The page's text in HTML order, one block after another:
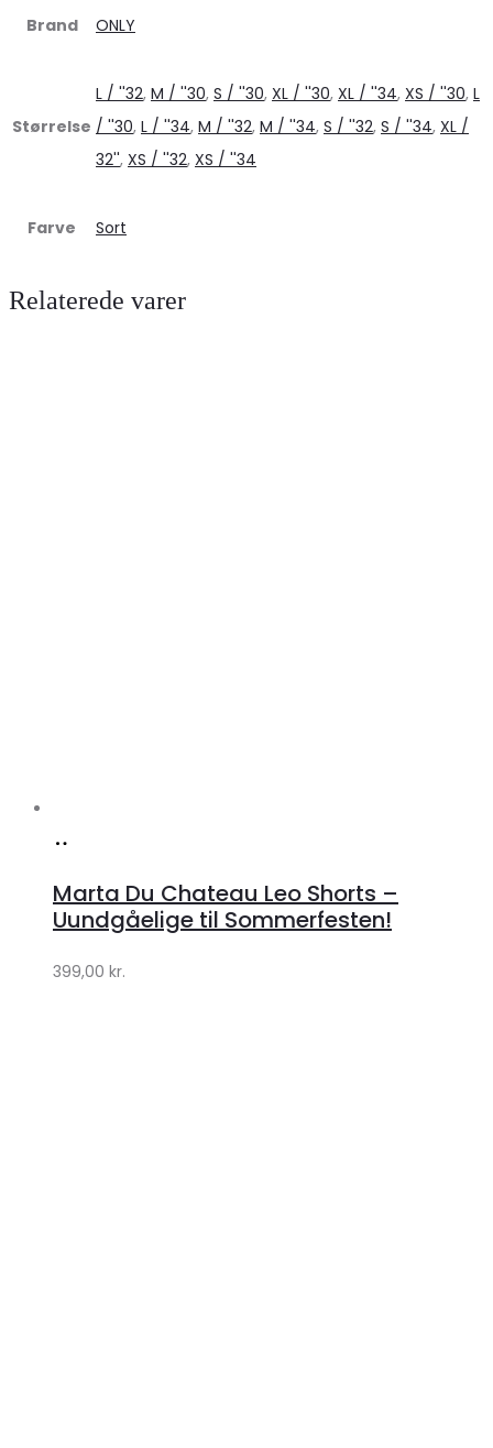
Brand ONLY
Størrelse
L / ''32, M / ''30, S / ''30, XL / ''30, XL / ''34, XS / ''30, L
/ ''30, L / ''34, M / ''32, M / ''34, S / ''32, S / ''34, XL /
32'', XS / ''32, XS / ''34
Farve Sort
Relaterede varer
Klædeskabet.dk
Marta Du Chateau Leo Shorts –
Uundgåelige til Sommerfesten!
399,00 kr.